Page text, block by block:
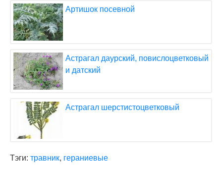
Артишок посевной
Астрагал даурский, повислоцветковый
и датский
Астрагал шерстистоцветковый
Тэги: травник, гераниевые